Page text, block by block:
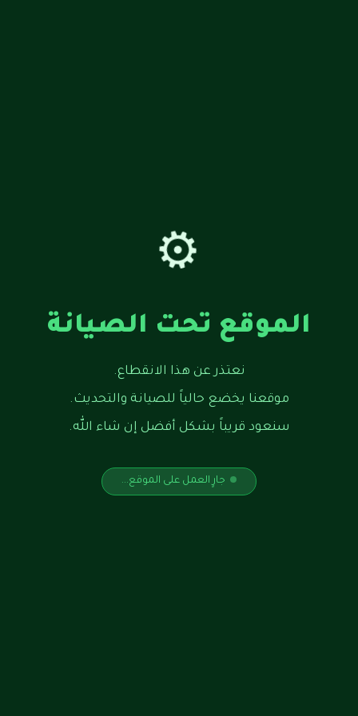
⚙️
الموقع تحت الصيانة
نعتذر عن هذا الانقطاع.
موقعنا يخضع حالياً للصيانة والتحديث.
سنعود قريباً بشكل أفضل إن شاء الله.
جارٍ العمل على الموقع...